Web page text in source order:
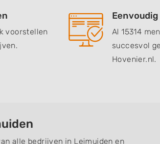
voorstellen
Al 15314
succesvol
Hovenier.nl.
alle bedrijven in Leimuiden en